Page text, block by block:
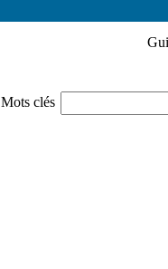
Mots clés